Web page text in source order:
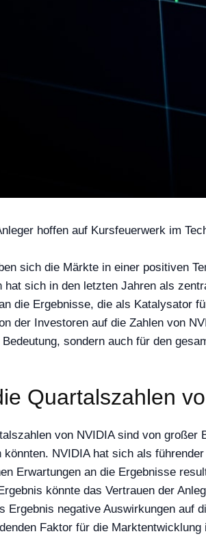
hoffen auf Kursfeuerwerk im
sich die Märkte in einer positiven
hat sich in den letzten Jahren als
die Ergebnisse, die als Katalysator
der Investoren auf die Zahlen von
sondern auch für den
Quartalszahlen
von NVIDIA sind von
könnten. NVIDIA hat sich als
Erwartungen an die Ergebnisse
könnte das Vertrauen der
Ergebnis negative Auswirkungen
Faktor für die Marktentwicklung